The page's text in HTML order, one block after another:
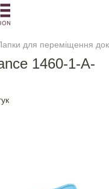
для переміщення
1460-1-A-